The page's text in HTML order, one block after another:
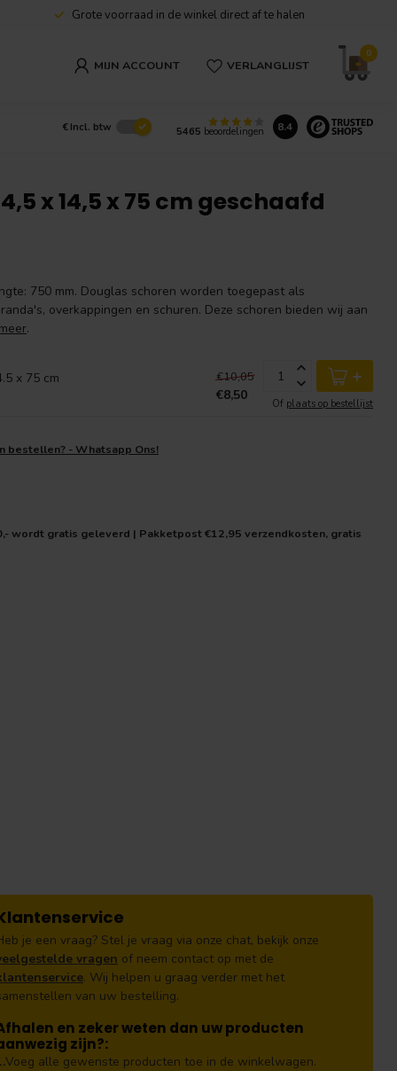
Grote voorraad in de winkel direct af te halen
MIJN ACCOUNT VERLANGLIJST
0
€ Incl. btw 5465 beoordelingen 8.4
x 14,5 x 75 cm geschaafd
750 mm. Douglas schoren worden toegepast als
overkappingen en schuren. Deze schoren bieden wij aan
.
x 75 cm €10,05
€8,50
+
Of plaats op bestellijst
bestellen? - Whatsapp Ons!
wordt gratis geleverd | Pakketpost €12,95 verzendkosten, gratis
je een vraag? Stel je vraag via onze chat, bekijk onze
vragen of neem contact op met de
. Wij helpen u graag verder met het
van uw bestelling.
en zeker weten dan uw producten
zijn?:
Voeg alle gewenste producten toe in de winkelwagen.